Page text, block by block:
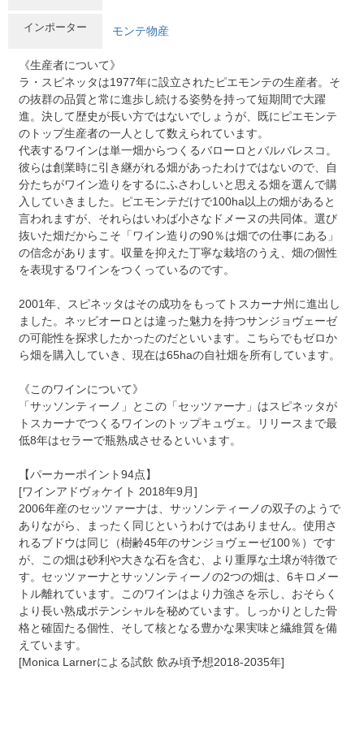
インポーター モンテ物産
《生産者について》
ラ・スピネッタは1977年に設立されたピエモンテの生産者。そ
の抜群の品質と常に進歩し続ける姿勢を持って短期間で大躍
進。決して歴史が長い方ではないでしょうが、既にピエモンテ
のトップ生産者の一人として数えられています。
代表するワインは単一畑からつくるバローロとバルバレスコ。
彼らは創業時に引き継がれる畑があったわけではないので、自
分たちがワイン造りをするにふさわしいと思える畑を選んで購
入していきました。ピエモンテだけで100ha以上の畑があると
言われますが、それらはいわば小さなドメーヌの共同体。選び
抜いた畑だからこそ「ワイン造りの90％は畑での仕事にある」
の信念があります。収量を抑えた丁寧な栽培のうえ、畑の個性
を表現するワインをつくっているのです。
2001年、スピネッタはその成功をもってトスカーナ州に進出し
ました。ネッビオーロとは違った魅力を持つサンジョヴェーゼ
の可能性を探求したかったのだといいます。こちらでもゼロか
ら畑を購入していき、現在は65haの自社畑を所有しています。
《このワインについて》
「サッソンティーノ」とこの「セッツァーナ」はスピネッタが
トスカーナでつくるワインのトップキュヴェ。リリースまで最
低8年はセラーで瓶熟成させるといいます。
【パーカーポイント94点】
[ワインアドヴォケイト 2018年9月]
2006年産のセッツァーナは、サッソンティーノの双子のようで
ありながら、まったく同じというわけではありません。使用さ
れるブドウは同じ（樹齢45年のサンジョヴェーゼ100％）です
が、この畑は砂利や大きな石を含む、より重厚な土壌が特徴で
す。セッツァーナとサッソンティーノの2つの畑は、6キロメー
トル離れています。このワインはより力強さを示し、おそらく
より長い熟成ポテンシャルを秘めています。しっかりとした骨
格と確固たる個性、そして核となる豊かな果実味と繊維質を備
えています。
[Monica Larnerによる試飲 飲み頃予想2018-2035年]